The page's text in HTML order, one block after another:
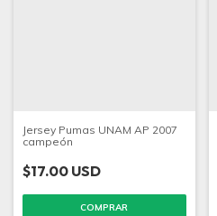
Jersey Pumas UNAM AP 2007
campeón
$17.00 USD
COMPRAR